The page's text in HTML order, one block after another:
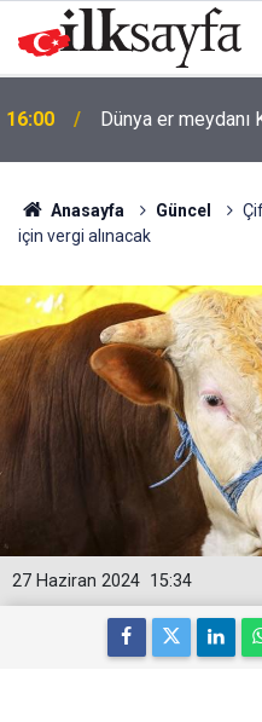
16:00 Dünya er meydanı
Anasayfa Güncel
için vergi alınacak
15:34
27 Haziran 2024